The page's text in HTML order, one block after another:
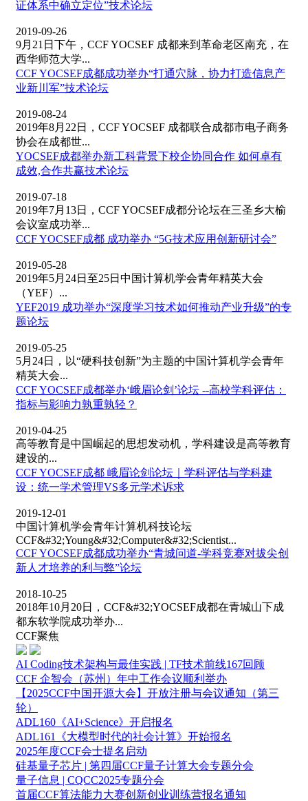
证体系中确立定位”技术论坛
2019-09-26
9月21日下午，CCF YOCSEF 成都来到革命老区南充，在
西华师范大学...
CCF YOCSEF成都成功举办“打通穴脉，协力打造信息产
业新川军”技术论坛
2019-08-24
2019年8月22日，CCF YOCSEF 成都联合成都市电子商务
协会在成都世...
YOCSEF成都举办新工科背景下校企协同合作 如何卓有
成效,合作共赢技术论坛
2019-07-18
2019年7月13日，CCF YOCSEF成都分论坛在三圣乡大榆
会议室成功举...
CCF YOCSEF成都 成功举办 “5G技术应用创新研讨会”
2019-05-28
2019年5月24日至25日中国计算机学会青年精英大会
（YEF）...
YEF2019 成功举办“深度学习技术如何推动产业升级”的专
题论坛
2019-05-25
5月24日，以“硬科技创新”为主题的中国计算机学会青年
精英大会...
CCF YOCSEF成都举办‘峨眉论剑’论坛 --高校学科评估：
指标与影响力孰重孰轻？
2019-04-25
高等教育是中国崛起的思想发动机，学科建设是高等教育
建设的...
CCF YOCSEF成都 峨眉论剑论坛｜学科评估与学科建
设：统一学术管理VS多元学术诉求
2019-12-01
中国计算机学会青年计算机科技论坛
CCF&#32;Young&#32;Computer&#32;Scientist...
CCF YOCSEF成都成功举办“青城问道-学科竞赛对拔尖创
新人才培养的利与弊”论坛
2018-10-25
2018年10月20日，CCF&#32;YOCSEF成都在青城山下成
都东软学院成功举办...
CCF聚焦
AI Coding技术架构与最佳实践 | TF技术前线167回顾
CCF 企智会（苏州）年中工作会议顺利举办
【2025CCF中国开源大会】开放注册与会议通知（第三
轮）
ADL160《AI+Science》开启报名
ADL161《大模型时代的社会计算》开始报名
2025年度CCF会士提名启动
硅基量子芯片 | 第四届CCF量子计算大会专题分会
量子信息 | CQCC2025专题分会
首届CCF算法能力大赛创新创业训练营报名通知